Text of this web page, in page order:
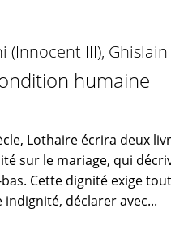
(Innocent III),
humaine
Lothaire écrira deux
sur le mariage, qui
Cette dignité exige
indignité, déclarer avec...